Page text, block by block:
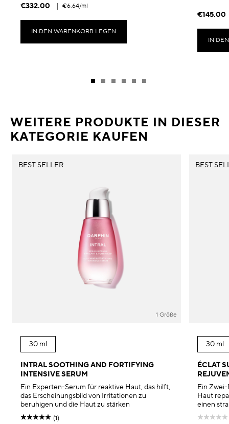
€332.00 | €6.64/ml
IN DEN WARENKORB LEGEN
€145.00
IN
WEITERE PRODUKTE IN DIESER
KATEGORIE KAUFEN
BEST SELLER
1 Größe
30 ml
INTRAL SOOTHING AND FORTIFYING
INTENSIVE SERUM
Ein Experten-Serum für reaktive Haut, das hilft,
das Erscheinungsbild von Irritationen zu
beruhigen und die Haut zu stärken
(1)
BEST
30 ml
ÉCLAT
Ein
Haut
einen